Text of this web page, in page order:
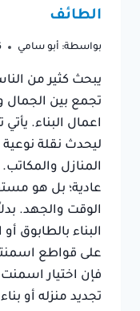
الطائف
بواسطة: أبو سامي
يبحث كثير من
تجمع بين الجمال
اعمال البناء.
ليحدث نقلة نوعية
المنازل
عادية؛ بل هو
الوقت والجهد.
البناء بالطابوق
على قواطع
فإن اختيار اسمنت
تجديد منزله أو